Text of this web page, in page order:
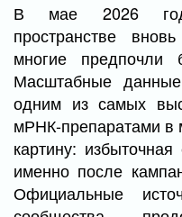
В мае 2026
пространстве
многие
Масштабные
одним из самых
мРНК-препаратами
картину:
именно после
Официальные